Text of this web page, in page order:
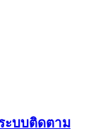
ะบบติดตาม